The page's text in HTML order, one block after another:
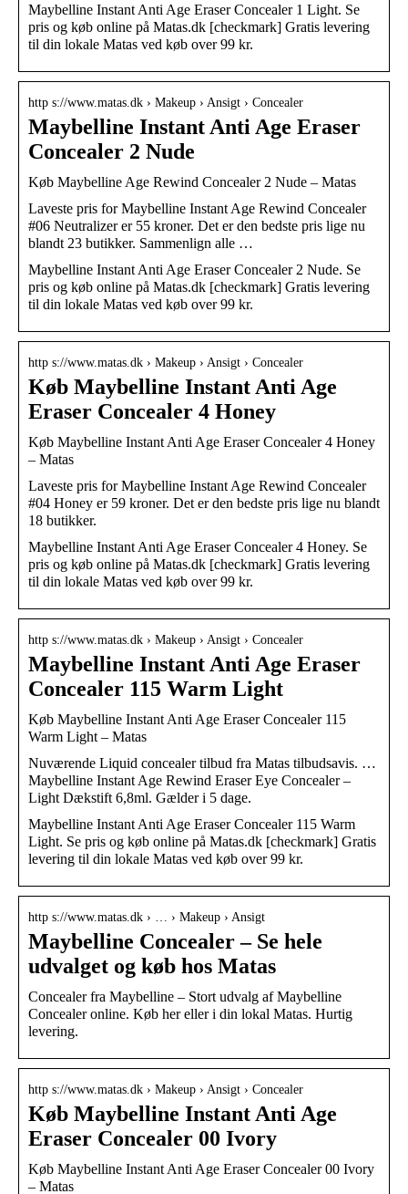
Maybelline Instant Anti Age Eraser Concealer 1 Light. Se
pris og køb online på Matas.dk [checkmark] Gratis levering
til din lokale Matas ved køb over 99 kr.
http s://www.matas.dk › Makeup › Ansigt › Concealer
Maybelline Instant Anti Age Eraser
Concealer 2 Nude
Køb Maybelline Age Rewind Concealer 2 Nude – Matas
Laveste pris for Maybelline Instant Age Rewind Concealer
#06 Neutralizer er 55 kroner. Det er den bedste pris lige nu
blandt 23 butikker. Sammenlign alle …
Maybelline Instant Anti Age Eraser Concealer 2 Nude. Se
pris og køb online på Matas.dk [checkmark] Gratis levering
til din lokale Matas ved køb over 99 kr.
http s://www.matas.dk › Makeup › Ansigt › Concealer
Køb Maybelline Instant Anti Age
Eraser Concealer 4 Honey
Køb Maybelline Instant Anti Age Eraser Concealer 4 Honey
– Matas
Laveste pris for Maybelline Instant Age Rewind Concealer
#04 Honey er 59 kroner. Det er den bedste pris lige nu blandt
18 butikker.
Maybelline Instant Anti Age Eraser Concealer 4 Honey. Se
pris og køb online på Matas.dk [checkmark] Gratis levering
til din lokale Matas ved køb over 99 kr.
http s://www.matas.dk › Makeup › Ansigt › Concealer
Maybelline Instant Anti Age Eraser
Concealer 115 Warm Light
Køb Maybelline Instant Anti Age Eraser Concealer 115
Warm Light – Matas
Nuværende Liquid concealer tilbud fra Matas tilbudsavis. …
Maybelline Instant Age Rewind Eraser Eye Concealer –
Light Dækstift 6,8ml. Gælder i 5 dage.
Maybelline Instant Anti Age Eraser Concealer 115 Warm
Light. Se pris og køb online på Matas.dk [checkmark] Gratis
levering til din lokale Matas ved køb over 99 kr.
http s://www.matas.dk › … › Makeup › Ansigt
Maybelline Concealer – Se hele
udvalget og køb hos Matas
Concealer fra Maybelline – Stort udvalg af Maybelline
Concealer online. Køb her eller i din lokal Matas. Hurtig
levering.
http s://www.matas.dk › Makeup › Ansigt › Concealer
Køb Maybelline Instant Anti Age
Eraser Concealer 00 Ivory
Køb Maybelline Instant Anti Age Eraser Concealer 00 Ivory
– Matas